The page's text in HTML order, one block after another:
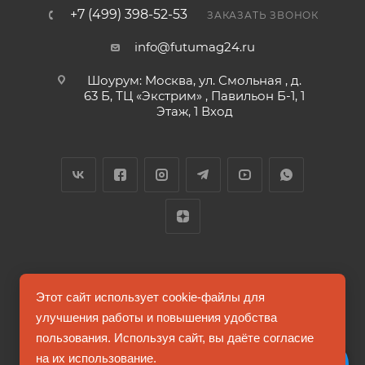
исследования более захватывающими и
+7 (499) 398-52-53 ЗАКАЗАТЬ ЗВОНОК
info@futumag24.ru
Шоурум: Москва, ул. Смольная , д.
63 Б, ТЦ «Экстрим» , Павильон Б-1, 1
Этаж, 1 Вход
2026 © FUTUMAG.RU
Информация на сайте не является публичной офертой
Этот сайт использует cookie-файлы для
улучшения работы и повышения удобства
пользования. Используя сайт, вы даёте согласие
на их использование.